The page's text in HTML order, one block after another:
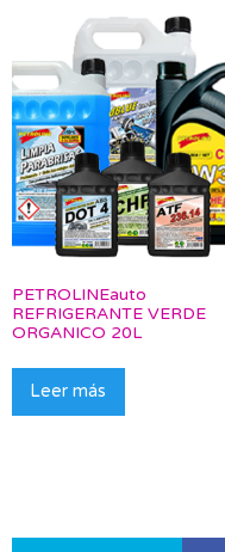
PETROLINEauto
REFRIGERANTE VERDE
ORGANICO 20L
Leer más